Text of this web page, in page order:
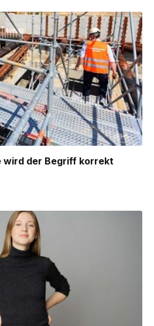
wird der Begriff korrekt